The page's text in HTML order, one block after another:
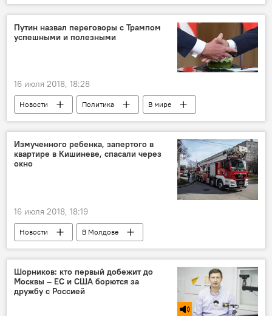
Россия
Украина
Владимир Путин
продление
"Газпром"
газ
Путин назвал переговоры с Трампом
успешными и полезными
16 июля 2018, 18:28
Новости Политика
В мире
Владимир Путин
Дональд Трамп
Измученного ребенка, запертого в
квартире в Кишиневе, спасали через
окно
16 июля 2018, 18:19
Новости
В Молдове
Происшествия
Генеральный инспекторат по чрезвычайным ситуациям
девочка
спасатели
Шорников: кто первый добежит до
Москвы – ЕС и США борются за
дружбу с Россией